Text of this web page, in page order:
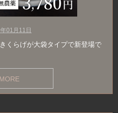
01月11日
くらげが大袋タイプで新登場で
MORE